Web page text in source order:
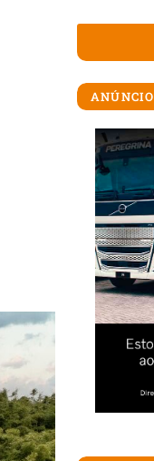
ANÚNCIO